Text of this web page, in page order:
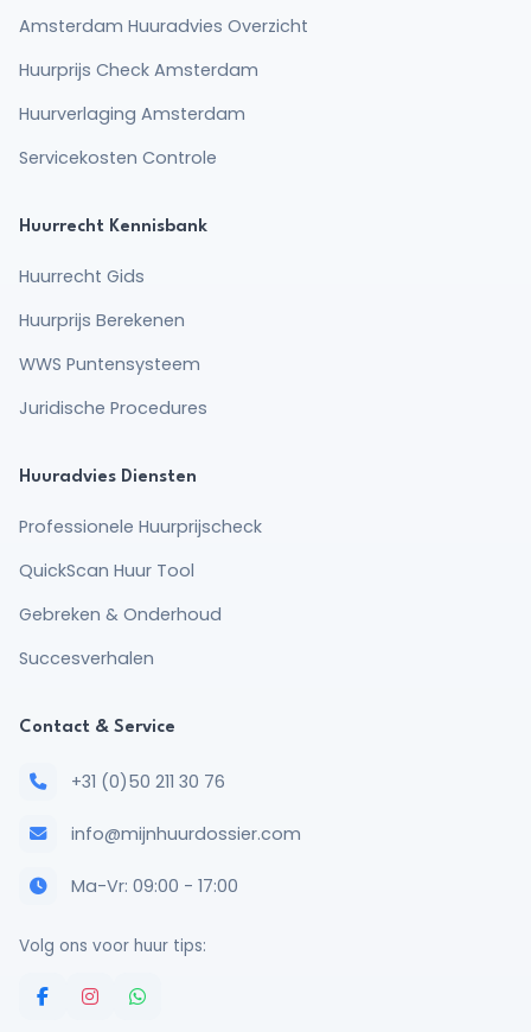
Amsterdam Huuradvies Overzicht
Huurprijs Check Amsterdam
Huurverlaging Amsterdam
Servicekosten Controle
Huurrecht Kennisbank
Huurrecht Gids
Huurprijs Berekenen
WWS Puntensysteem
Juridische Procedures
Huuradvies Diensten
Professionele Huurprijscheck
QuickScan Huur Tool
Gebreken & Onderhoud
Succesverhalen
Contact & Service
+31 (0)50 211 30 76
info@mijnhuurdossier.com
Ma-Vr: 09:00 - 17:00
Volg ons voor huur tips: